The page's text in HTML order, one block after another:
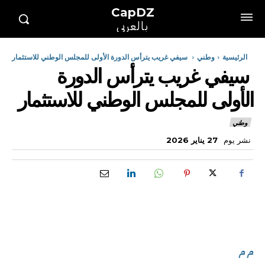
CapDZ
بالعربي
الرئيسية وطني سيفي غريب يترأس الدورة الأولى للمجلس الوطني للاستثمار
سيفي غريب يترأس الدورة
الأولى للمجلس الوطني للاستثمار
وطني
نشر يوم 27 يناير 2026
م م